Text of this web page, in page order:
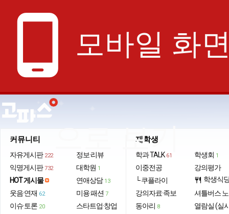
phone_android 모바일 화
으로 보기
커뮤니티
자유게시판 222
익명게시판 732
HOT 게시물
웃음·연재 62
이슈·토론 20
정보·리뷰
대학원 1
연애상담 13
미용·패션 7
스타트업·창업
재학생
학과 TALK 61
이중전공
└ 쿠플라이
강의자료·족보
동아리 8
학생회 1
강의평가
restaurant 학생식
셔틀버스
열람실 (실